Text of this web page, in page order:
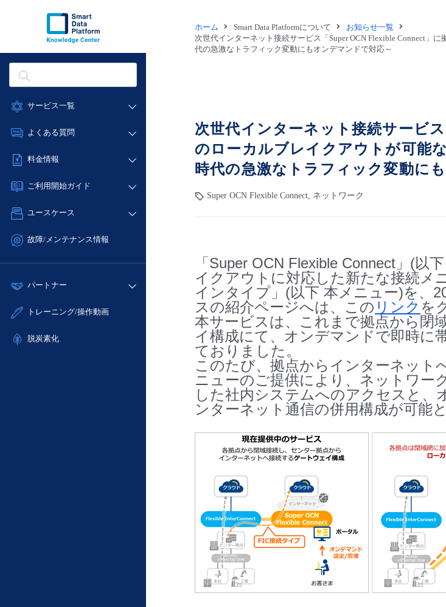
サービス一覧
データ利活用
ネットワーク
IoT
サポート
管理機能
よくある質問
データ利活用
ネットワーク
IoT
サポート
管理機能
すべてのメニューを見る
料金情報
料金シミュレーター
クラウド/サーバー
ネットワーク
サポート
すべてのメニューを見る
ご利用開始ガイド
■ 管理機能
- 初期設定・確認
- ユーザー機能の管理
- APIリファレンス
ユースケース
- バックアップ
- IoT
- ITインフラストラクチャー
故障/メンテナンス情報
サービス稼働状況
故障/メンテナンス履歴
定期メンテナンス
パートナー
販売パートナー向けプログラム
トレーニング/操作動画
脱炭素化
ホーム Smart Data Platformについて
お知らせ一覧
次世代インターネット接続サービス「Super OCN Flexible Connect」
代の急激なトラフィック変動にもオンデマンドで対応～
次世代インターネット接続サービ
のローカルブレイクアウトが可能
時代の急激なトラフィック変動に
Super OCN Flexible Connect, ネットワーク
「Super OCN Flexible Connect」(
イクアウトに対応した新たな接続メ
インタイプ」(以下 本メニュー)を、
スの紹介ページへは、この リンク を
本サービスは、これまで拠点から閉
イ構成にて、オンデマンドで即時に
ておりました。
このたび、拠点からインターネット
ニューのご提供により、ネットワー
した社内システムへのアクセスと、
ンターネット通信の併用構成が可能